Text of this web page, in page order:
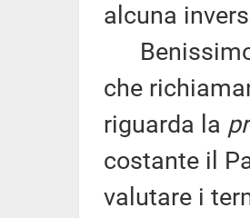
alcuna
Benissimo
che
riguarda la
costante il
valutare i